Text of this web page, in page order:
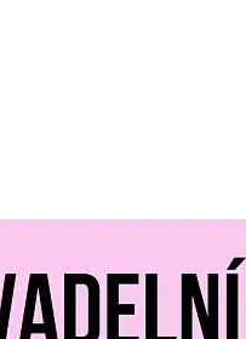
30. 07. 2026